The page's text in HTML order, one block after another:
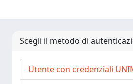
Scegli il metodo di
Utente con credenziali